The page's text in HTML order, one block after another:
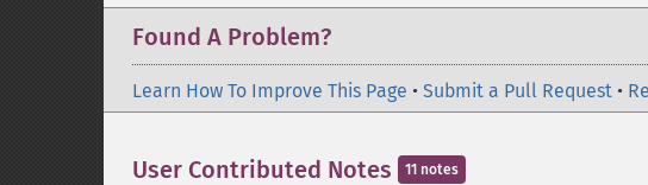
Found A Problem?
Learn How To Improve This Page • Submit a Pull Request •
User Contributed Notes 11 notes